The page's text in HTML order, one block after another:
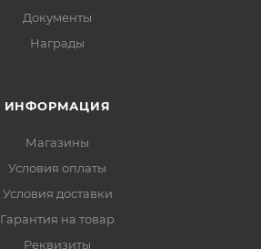
Документы
Награды
ИНФОРМАЦИЯ
Магазины
Условия оплаты
Условия доставки
Гарантия на товар
Реквизиты